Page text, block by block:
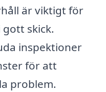
är viktigt för
skick.
inspektioner
för att
problem.